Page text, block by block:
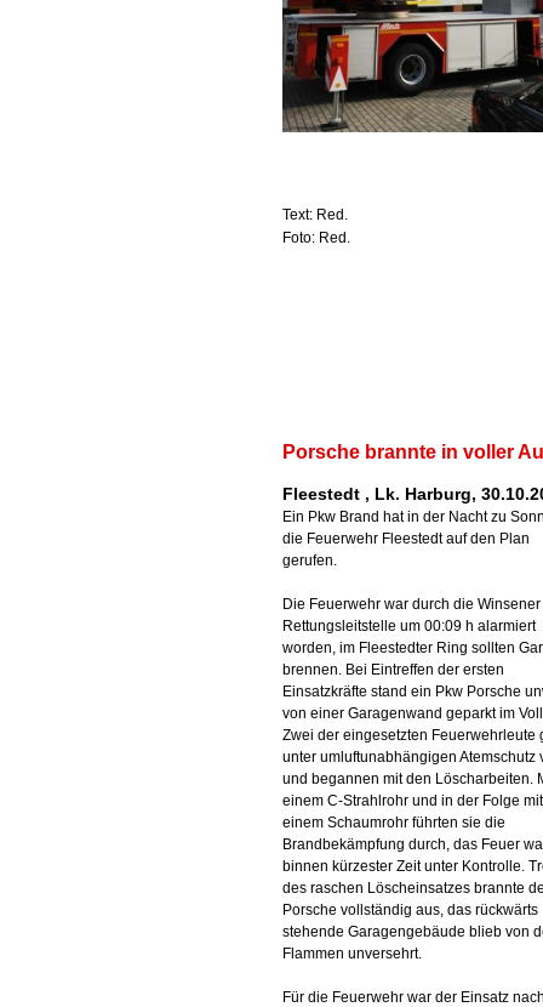
Text: Red.
Foto: Red.
Porsche brannte in voller
Fleestedt , Lk. Harburg,
Ein Pkw Brand hat in der Nacht zu
die Feuerwehr Fleestedt auf den Plan
gerufen.
Die Feuerwehr war durch die Winsener
Rettungsleitstelle um 00:09 h alarmiert
worden, im Fleestedter Ring sollten
brennen. Bei Eintreffen der ersten
Einsatzkräfte stand ein Pkw Porsche
von einer Garagenwand geparkt im
Zwei der eingesetzten Feuerwehrleute
unter umluftunabhängigen Atemschutz
und begannen mit den Löscharbeiten.
einem C-Strahlrohr und in der Folge mit
einem Schaumrohr führten sie die
Brandbekämpfung durch, das Feuer
binnen kürzester Zeit unter Kontrolle.
des raschen Löscheinsatzes brannte
Porsche vollständig aus, das rückwärts
stehende Garagengebäude blieb von
Flammen unversehrt.
Für die Feuerwehr war der Einsatz